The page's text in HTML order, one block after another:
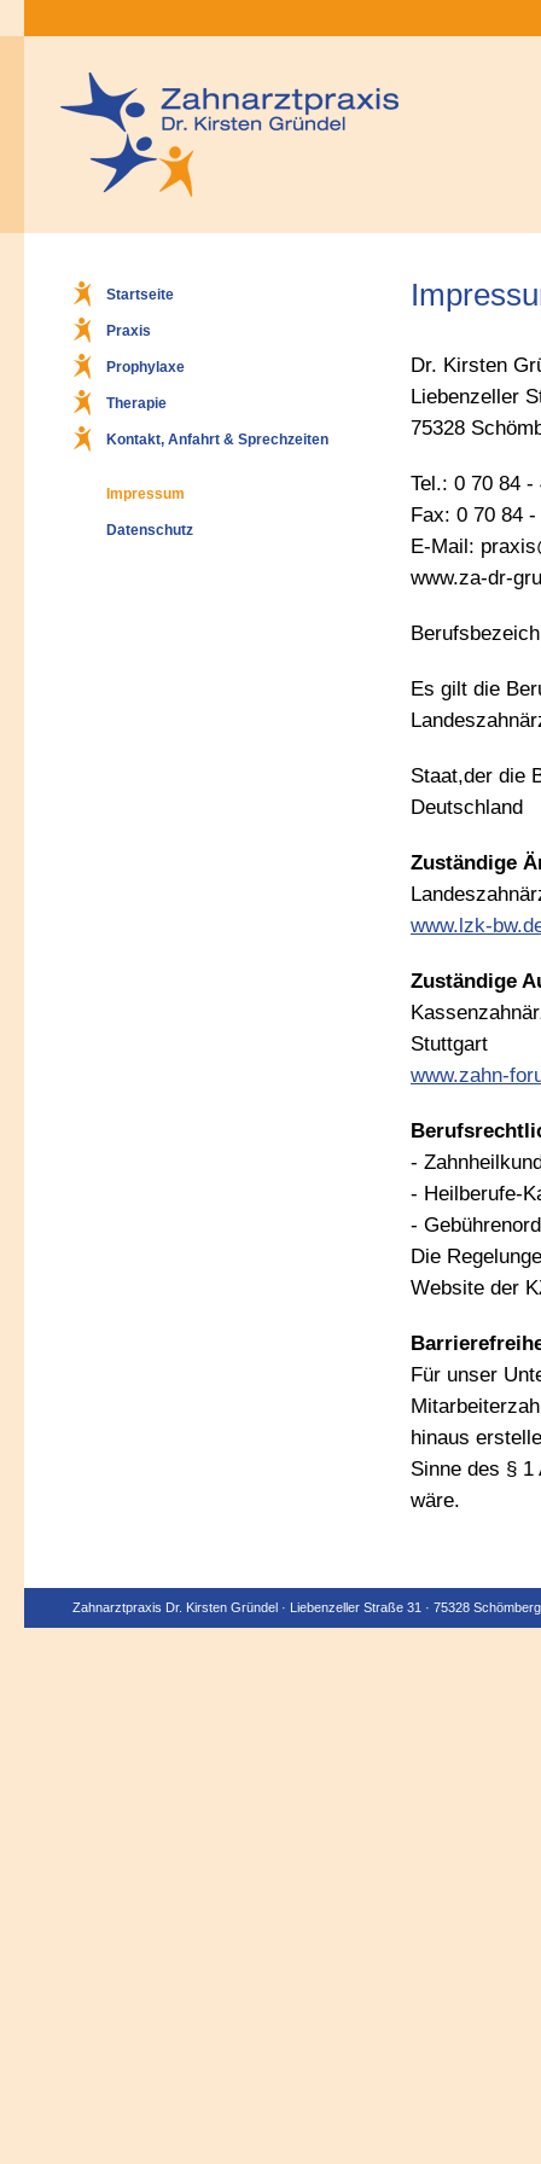
Startseite
Praxis
Prophylaxe
Therapie
Kontakt, Anfahrt & Sprechzeiten
Impressum
Datenschutz
Dr. Kirsten
Liebenzeller
75328
Tel.: 0 70 84 -
Fax: 0 70 84
E-Mail:
www.za-dr-
Es gilt die
Staat,der die
Deutschland
Zuständige
www.lzk-
Zuständige
Stuttgart
www.zahn-
-
- Heilberufe-
-
Die
Website der
Für unser
hinaus
Sinne des §
wäre.
Zahnarztpraxis Dr. Kirsten Gründel · Liebenzeller Straße 31 · 75328